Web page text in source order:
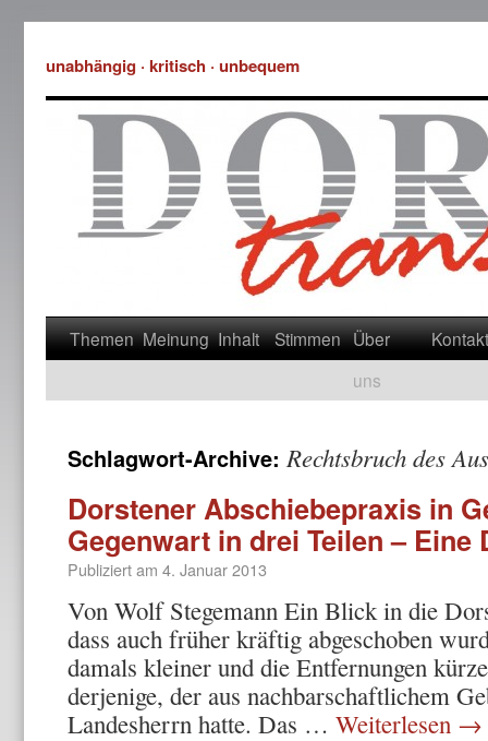
unabhängig · kritisch · unbequem
Themen Meinung Inhalt Stimmen Über
uns
Kontakt
Schlagwort-Archive:Rechtsbruch des
Dorstener Abschiebepraxis in
Gegenwart in drei Teilen – Eine
Publiziert am 4. Januar 2013
Von Wolf Stegemann Ein Blick in die
dass auch früher kräftig abgeschoben
damals kleiner und die Entfernungen
derjenige, der aus nachbarschaftlichem
Landesherrn hatte. Das … Weiterlesen →